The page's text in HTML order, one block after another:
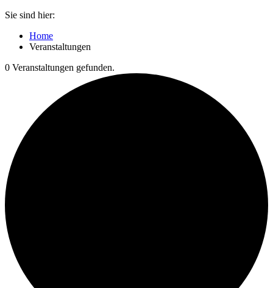
Sie sind hier:
Home
Veranstaltungen
0 Veranstaltungen gefunden.